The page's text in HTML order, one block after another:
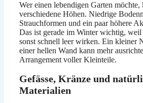
Wer einen lebendigen Garten
verschiedene Höhen. Niedrige
Strauchformen und ein paar höhere
Das ist gerade im Winter wichtig, weil
sonst schnell leer wirken. Ein kleiner
einer hellen Wand kann mehr
Arrangement voller Kleinteile.
Gefässe, Kränze und
Materialien